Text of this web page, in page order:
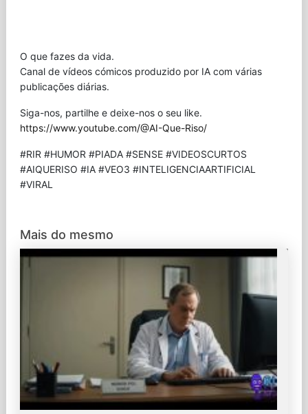
O que fazes da vida.
Canal de vídeos cómicos produzido por IA com várias
publicações diárias.
Siga-nos, partilhe e deixe-nos o seu like.
https://www.youtube.com/@AI-Que-Riso/
#RIR #HUMOR #PIADA #SENSE #VIDEOSCURTOS
#AIQUERISO #IA #VEO3 #INTELIGENCIAARTIFICIAL
#VIRAL
Mais do mesmo